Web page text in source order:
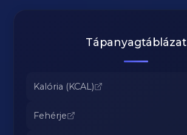
Tápanyagtáblázat
Kalória (KCAL)
Fehérje